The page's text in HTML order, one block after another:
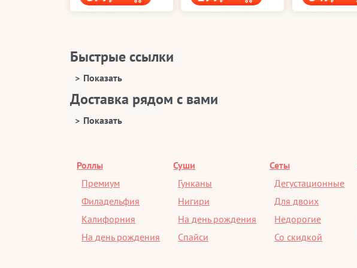
Быстрые ссылки
Доставка рядом с вами
Роллы Суши Сеты
Премиум
Гунканы Дегустационные
Филадельфия
Нигири Для двоих
Калифорния
На день рождения Недорогие
На день рождения
Спайси Со скидкой